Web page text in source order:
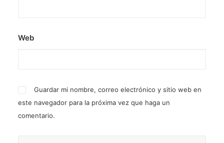
Web
Guardar mi nombre, correo electrónico y sitio web en
este navegador para la próxima vez que haga un
comentario.